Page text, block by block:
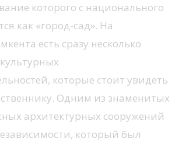
которого с национального
как «город-сад». На
есть сразу несколько
которые стоит увидеть
Одним из знаменитых
архитектурных сооружений
который был